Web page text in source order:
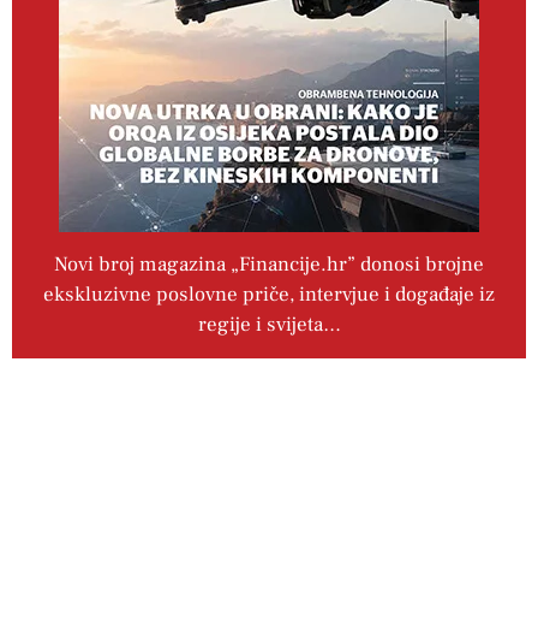
Novi broj magazina „Financije.hr” donosi brojne
ekskluzivne poslovne priče, intervjue i događaje iz
regije i svijeta…